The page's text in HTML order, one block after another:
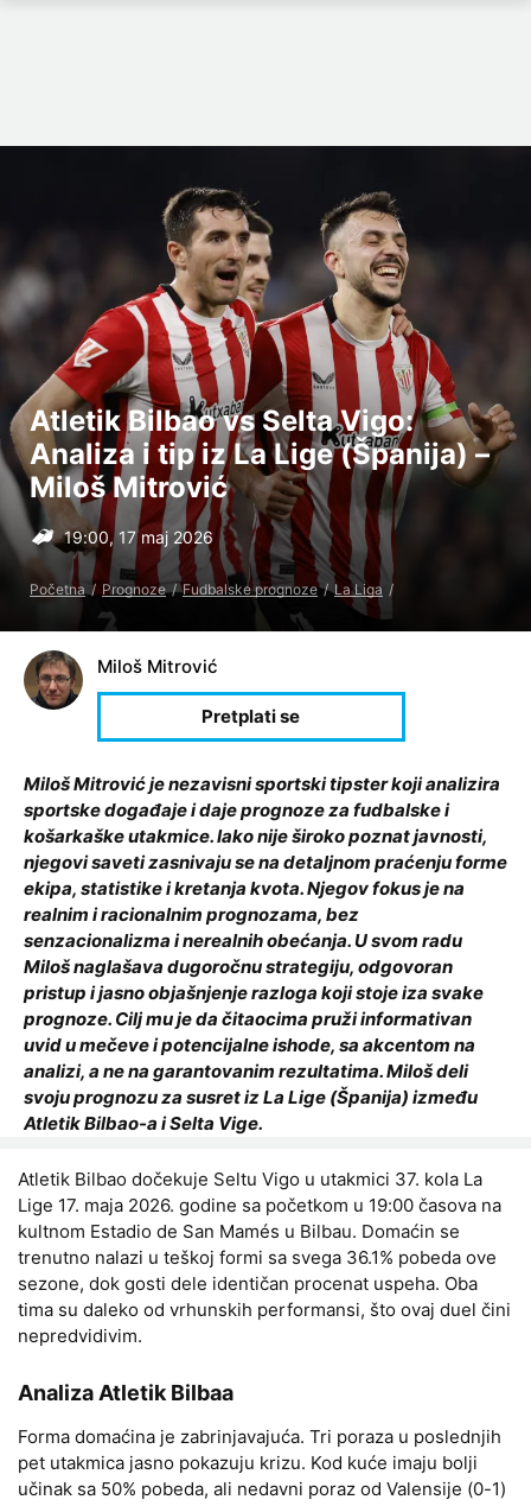
Atletik Bilbao vs Selta Vigo:
Analiza i tip iz La Lige (Španija) –
Miloš Mitrović
19:00, 17 maj 2026
Početna Prognoze Fudbalske prognoze La Liga
Miloš Mitrović
Miloš Mitrović je nezavisni sportski tipster koji analizira
sportske događaje i daje prognoze za fudbalske i
košarkaške utakmice. Iako nije široko poznat javnosti,
njegovi saveti zasnivaju se na detaljnom praćenju forme
ekipa, statistike i kretanja kvota. Njegov fokus je na
realnim i racionalnim prognozama, bez
senzacionalizma i nerealnih obećanja. U svom radu
Miloš naglašava dugoročnu strategiju, odgovoran
pristup i jasno objašnjenje razloga koji stoje iza svake
prognoze. Cilj mu je da čitaocima pruži informativan
uvid u mečeve i potencijalne ishode, sa akcentom na
analizi, a ne na garantovanim rezultatima. Miloš deli
svoju prognozu za susret iz La Lige (Španija) između
Atletik Bilbao-a i Selta Vige.
Atletik Bilbao dočekuje Seltu Vigo u utakmici 37. kola La
Lige 17. maja 2026. godine sa početkom u 19:00 časova na
kultnom Estadio de San Mamés u Bilbau. Domaćin se
trenutno nalazi u teškoj formi sa svega 36.1% pobeda ove
sezone, dok gosti dele identičan procenat uspeha. Oba
tima su daleko od vrhunskih performansi, što ovaj duel čini
nepredvidivim.
Analiza Atletik Bilbaa
Forma domaćina je zabrinjavajuća. Tri poraza u poslednjih
pet utakmica jasno pokazuju krizu. Kod kuće imaju bolji
učinak sa 50% pobeda, ali nedavni poraz od Valensije (0-1)